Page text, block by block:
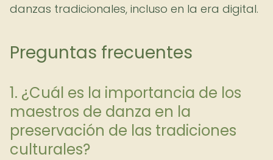
danzas tradicionales, incluso en la era digital.
Preguntas frecuentes
1. ¿Cuál es la importancia de los
maestros de danza en la
preservación de las tradiciones
culturales?